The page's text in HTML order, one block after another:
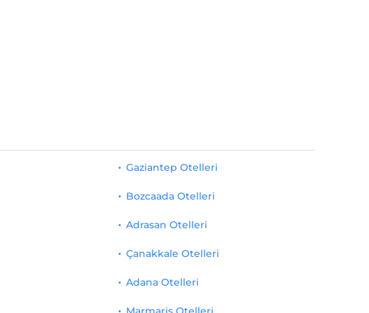
Gaziantep Otelleri
Bozcaada Otelleri
Adrasan Otelleri
Çanakkale Otelleri
Adana Otelleri